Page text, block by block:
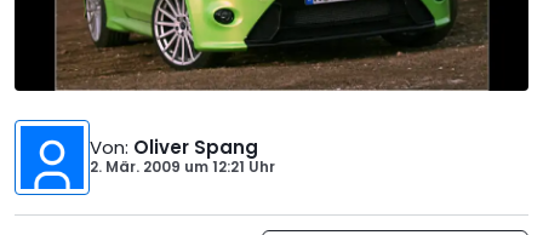
Von: Oliver Spang
2. Mär. 2009 um12:21 Uhr